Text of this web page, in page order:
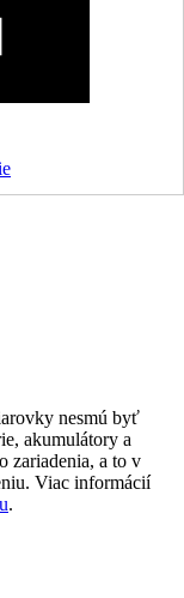
nesmú byť
akumulátory a
zariadenia, a to v
Viac informácií
.